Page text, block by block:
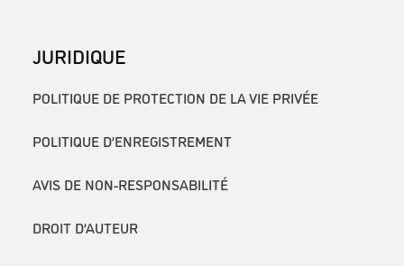
JURIDIQUE
POLITIQUE DE PROTECTION DE LA VIE PRIVÉE
POLITIQUE D’ENREGISTREMENT
AVIS DE NON-RESPONSABILITÉ
DROIT D’AUTEUR